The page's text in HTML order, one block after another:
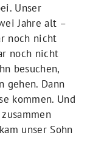
Unser
Jahre alt –
noch nicht
noch nicht
besuchen,
gehen. Dann
kommen. Und
unser Sohn